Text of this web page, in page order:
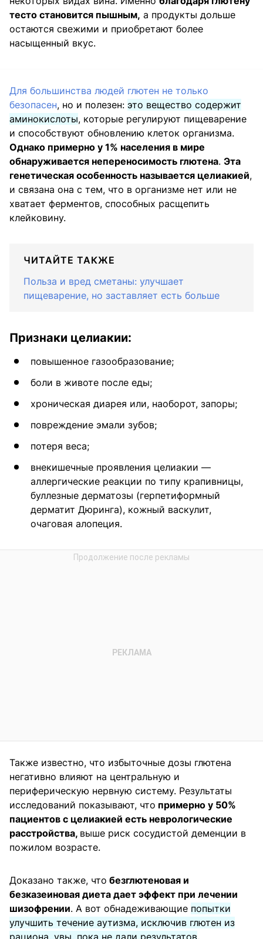
тесто становится пышным, а продукты дольше
остаются свежими и приобретают более
насыщенный вкус.
Для большинства людей глютен не только
безопасен, но и полезен: это вещество содержит
аминокислоты, которые регулируют пищеварение
и способствуют обновлению клеток организма.
Однако примерно у 1% населения в мире
обнаруживается непереносимость глютена. Эта
генетическая особенность называется целиакией,
и связана она с тем, что в организме нет или не
хватает ферментов, способных расщепить
клейковину.
ЧИТАЙТЕ ТАКЖЕ
Польза и вред сметаны: улучшает
пищеварение, но заставляет есть больше
Признаки целиакии:
повышенное газообразование;
боли в животе после еды;
хроническая диарея или, наоборот, запоры;
повреждение эмали зубов;
потеря веса;
внекишечные проявления целиакии —
аллергические реакции по типу крапивницы,
буллезные дерматозы (герпетиформный
дерматит Дюринга), кожный васкулит,
очаговая алопеция.
Также известно, что избыточные дозы глютена
негативно влияют на центральную и
периферическую нервную систему. Результаты
исследований показывают, что примерно у 50%
пациентов с целиакией есть неврологические
расстройства, выше риск сосудистой деменции в
пожилом возрасте.
Доказано также, что безглютеновая и
безказеиновая диета дает эффект при лечении
шизофрении. А вот обнадеживающие попытки
улучшить течение аутизма, исключив глютен из
рациона, увы, пока не дали результатов.